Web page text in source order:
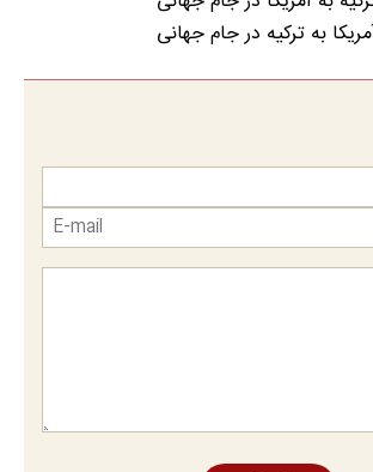
به ترکیه در جام جهانی